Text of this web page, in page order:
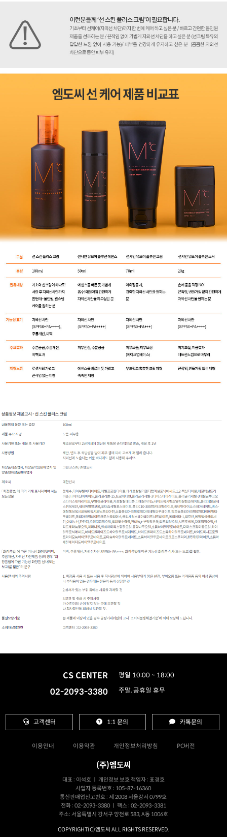
CS CENTER
02-2093-3380
평일 10:00 ~ 18:00
주말, 공휴일 휴무
고객센터 1:1 문의 카톡문의
이용안내 이용약관 개인정보처리방침 PC버전
(주)엠도씨
대표 : 이석호 ㅣ 개인정보 보호 책임자 : 표경호
사업자 등록번호 : 105-87-16360
통신판매업신고번호 : 제 2008 서울강서 0799호
전화 : 02-2093-3380 ㅣ 팩스 : 02-2093-3381
주소: 서울특별시 강서구 양천로 583, A동 1006호
COPYRIGHT(C)엠도씨 ALL RIGHTS RESERVED.